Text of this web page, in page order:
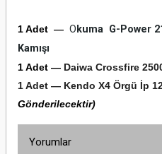
1 Adet — O kuma G-Power
Kamışı
1 Adet — Daiwa Crossfire
1 Adet — Kendo X4 Örgü İp
Gönderilecektir)
Yorumlar